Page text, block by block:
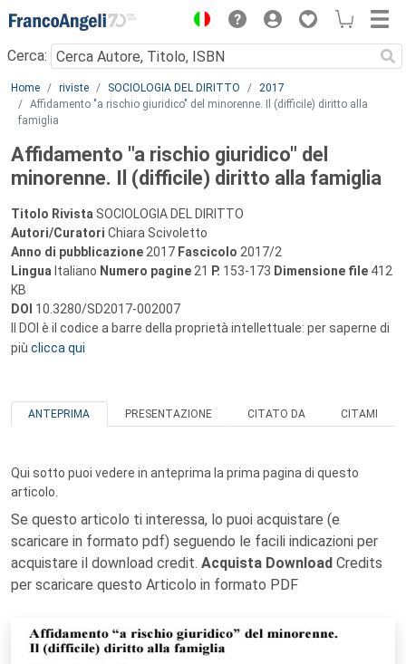
Menu
Cerca:
Main content
Home riviste SOCIOLOGIA DEL DIRITTO
2017
Affidamento "a rischio giuridico" del minorenne. Il (difficile) diritto alla
famiglia
Affidamento "a rischio giuridico" del
minorenne. Il (difficile) diritto alla famiglia
Titolo Rivista SOCIOLOGIA DEL DIRITTO
Autori/Curatori Chiara Scivoletto
Anno di pubblicazione 2017 Fascicolo 2017/2
Lingua Italiano Numero pagine 21 P. 153-173 Dimensione file 412
KB
DOI 10.3280/SD2017-002007
Il DOI è il codice a barre della proprietà intellettuale: per saperne di
più clicca qui
ANTEPRIMA PRESENTAZIONE CITATO DA CITAMI
Qui sotto puoi vedere in anteprima la prima pagina di questo
articolo.
Se questo articolo ti interessa, lo puoi acquistare (e
scaricare in formato pdf) seguendo le facili indicazioni per
acquistare il download credit. Acquista Download Credits
per scaricare questo Articolo in formato PDF